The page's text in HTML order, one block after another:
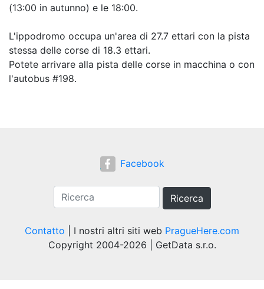
(13:00 in autunno) e le 18:00.
L'ippodromo occupa un'area di 27.7 ettari con la pista
stessa delle corse di 18.3 ettari.
Potete arrivare alla pista delle corse in macchina o con
l'autobus #198.
Facebook
Ricerca
Contatto | I nostri altri siti web PragueHere.com
Copyright 2004-2026 | GetData s.r.o.